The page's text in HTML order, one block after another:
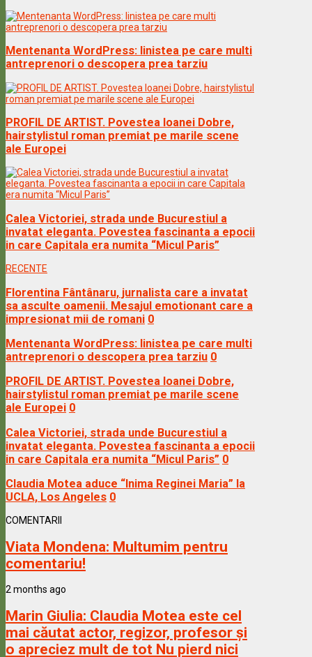
Mentenanta WordPress: linistea pe care multi
antreprenori o descopera prea tarziu
PROFIL DE ARTIST. Povestea Ioanei Dobre,
hairstylistul roman premiat pe marile scene
ale Europei
Calea Victoriei, strada unde Bucurestiul a
invatat eleganta. Povestea fascinanta a epocii
in care Capitala era numita “Micul Paris”
RECENTE
Florentina Fântânaru, jurnalista care a invatat
sa asculte oamenii. Mesajul emotionant care a
impresionat mii de romani 0
Mentenanta WordPress: linistea pe care multi
antreprenori o descopera prea tarziu 0
PROFIL DE ARTIST. Povestea Ioanei Dobre,
hairstylistul roman premiat pe marile scene
ale Europei 0
Calea Victoriei, strada unde Bucurestiul a
invatat eleganta. Povestea fascinanta a epocii
in care Capitala era numita “Micul Paris” 0
Claudia Motea aduce “Inima Reginei Maria” la
UCLA, Los Angeles 0
COMENTARII
Viata Mondena: Multumim pentru
comentariu!
2 months ago
Marin Giulia: Claudia Motea este cel
mai căutat actor, regizor, profesor și
o apreciez mult de tot Nu pierd nici